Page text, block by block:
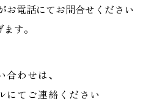
お電話にてお問合せください
す。
合わせは、
にてご連絡ください